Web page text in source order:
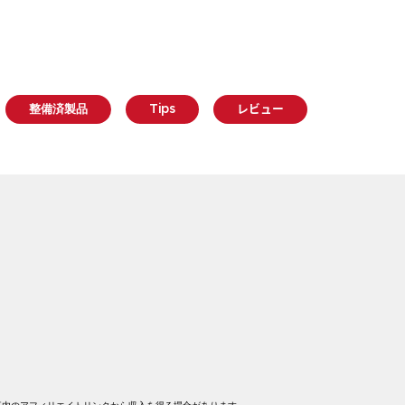
整備済製品 Tips レビュー